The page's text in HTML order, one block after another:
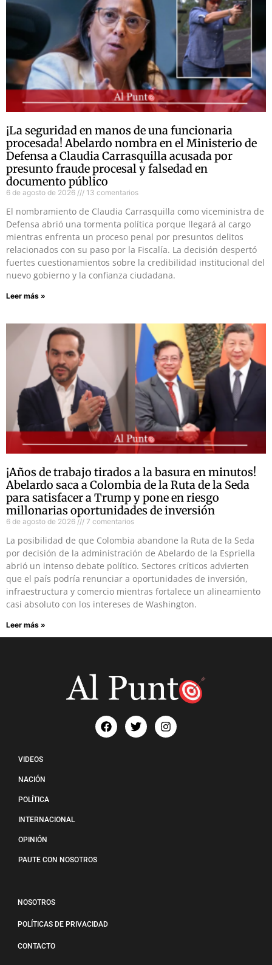
¡La seguridad en manos de una funcionaria
procesada! Abelardo nombra en el Ministerio de
Defensa a Claudia Carrasquilla acusada por
presunto fraude procesal y falsedad en
documento público
6 de agosto de 2026 13 comentarios
El nombramiento de Claudia Carrasquilla como viceministra de
Defensa abrió una tormenta política porque llegará al cargo
mientras enfrenta un proceso penal por presuntos delitos
relacionados con su paso por la Fiscalía. La decisión despertó
fuertes cuestionamientos sobre la credibilidad institucional del
nuevo gobierno y la confianza ciudadana.
Leer más »
¡Años de trabajo tirados a la basura en minutos!
Abelardo saca a Colombia de la Ruta de la Seda
para satisfacer a Trump y pone en riesgo
millonarias oportunidades de inversión
6 de agosto de 2026 7 comentarios
La posibilidad de que Colombia abandone la Ruta de la Seda
por decisión de la administración de Abelardo de la Espriella
abrió un intenso debate político. Sectores críticos advierten
que el país podría renunciar a oportunidades de inversión,
infraestructura y comercio mientras fortalece un alineamiento
casi absoluto con los intereses de Washington.
Leer más »
VIDEOS
NACIÓN
POLÍTICA
INTERNACIONAL
OPINIÓN
PAUTE CON NOSOTROS
NOSOTROS
POLÍTICAS DE PRIVACIDAD
CONTACTO